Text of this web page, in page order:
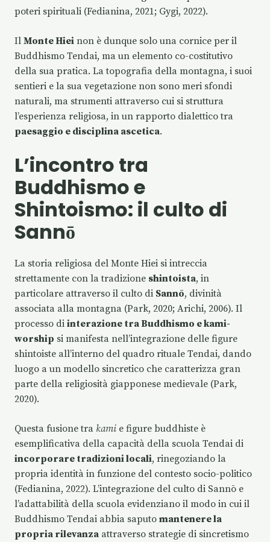
poteri spirituali (Fedianina, 2021; Gygi, 2022).
Il Monte Hiei non è dunque solo una cornice per il
Buddhismo Tendai, ma un elemento co-costitutivo
della sua pratica. La topografia della montagna, i suoi
sentieri e la sua vegetazione non sono meri sfondi
naturali, ma strumenti attraverso cui si struttura
l’esperienza religiosa, in un rapporto dialettico tra
paesaggio e disciplina ascetica.
L’incontro tra
Buddhismo e
Shintoismo: il culto di
Sannō
La storia religiosa del Monte Hiei si intreccia
strettamente con la tradizione shintoista, in
particolare attraverso il culto di Sannō, divinità
associata alla montagna (Park, 2020; Arichi, 2006). Il
processo di interazione tra Buddhismo e kami-
worship si manifesta nell’integrazione delle figure
shintoiste all’interno del quadro rituale Tendai, dando
luogo a un modello sincretico che caratterizza gran
parte della religiosità giapponese medievale (Park,
2020).
Questa fusione tra kami e figure buddhiste è
esemplificativa della capacità della scuola Tendai di
incorporare tradizioni locali, rinegoziando la
propria identità in funzione del contesto socio-politico
(Fedianina, 2022). L’integrazione del culto di Sannō e
l’adattabilità della scuola evidenziano il modo in cui il
Buddhismo Tendai abbia saputo mantenere la
propria rilevanza attraverso strategie di sincretismo